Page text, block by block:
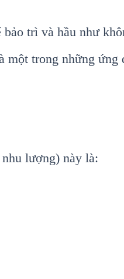
trì và hầu như
trong những ứng
lượng) này là: